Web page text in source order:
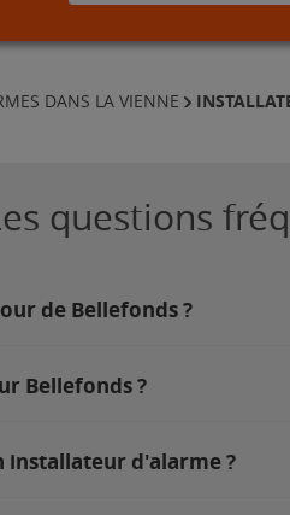
DANS LA VIENNE
questions
de Bellefonds ?
Bellefonds ?
installateur d'alarme ?